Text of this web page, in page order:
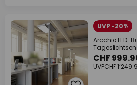
UVP -20%
Arcchio LED-
CHF
UVPCHF